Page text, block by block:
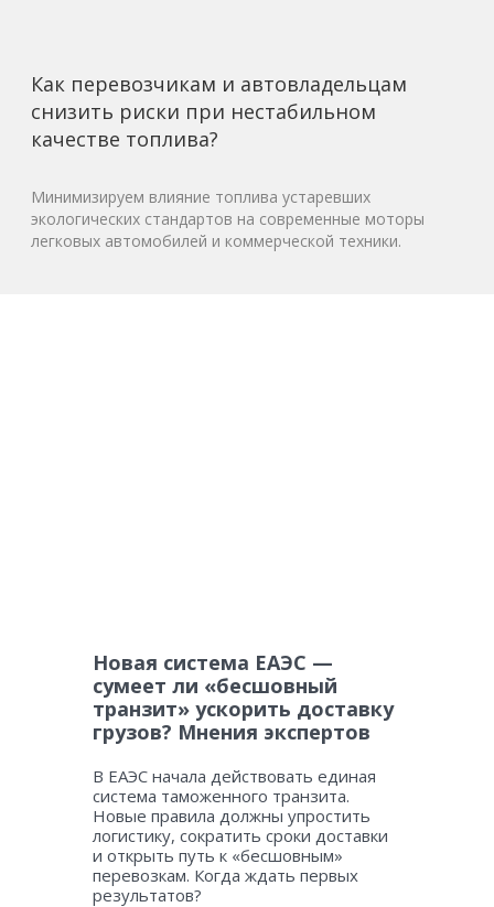
Как перевозчикам и автовладельцам
снизить риски при нестабильном
качестве топлива?
Минимизируем влияние топлива устаревших
экологических стандартов на современные моторы
легковых автомобилей и коммерческой техники.
Новая система ЕАЭС —
сумеет ли «бесшовный
транзит» ускорить доставку
грузов? Мнения экспертов
В ЕАЭС начала действовать единая
система таможенного транзита.
Новые правила должны упростить
логистику, сократить сроки доставки
и открыть путь к «бесшовным»
перевозкам. Когда ждать первых
результатов?